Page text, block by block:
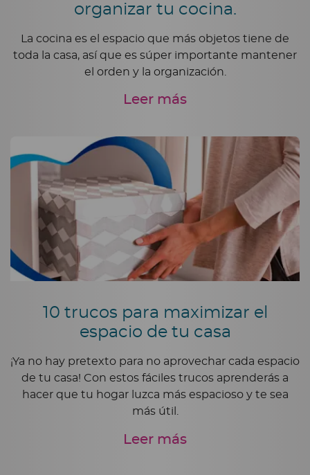
organizar tu cocina.
La cocina es el espacio que más objetos tiene de
toda la casa, así que es súper importante mantener
el orden y la organización.
Leer más
10 trucos para maximizar el
espacio de tu casa
¡Ya no hay pretexto para no aprovechar cada espacio
de tu casa! Con estos fáciles trucos aprenderás a
hacer que tu hogar luzca más espacioso y te sea
más útil.
Leer más